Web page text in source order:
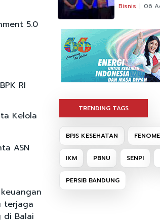
5.0
RI
Kelola
ASN
terjaga
di Balai
Bisnis 06
TRENDING TAGS
BPJS KESEHATAN
IKM PBNU SENPI
PERSIB BANDUNG